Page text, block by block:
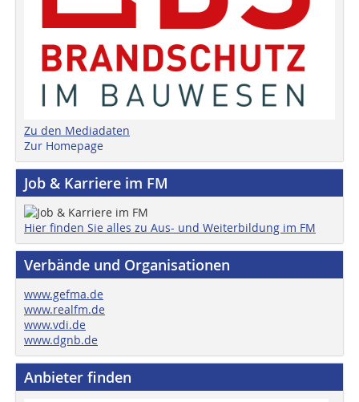
Zu den Mediadaten
Zur Homepage
Job & Karriere im FM
Hier finden Sie alles zu Aus- und Weiterbildung im FM
Verbände und Organisationen
www.gefma.de
www.realfm.de
www.vdi.de
www.dgnb.de
Anbieter finden